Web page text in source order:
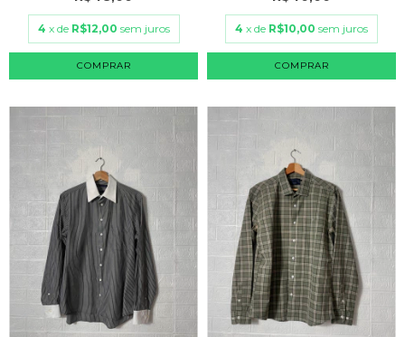
4 x de R$12,00 sem juros
COMPRAR
4 x de R$10,00 sem juros
COMPRAR